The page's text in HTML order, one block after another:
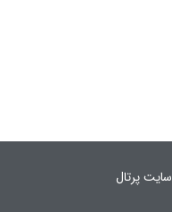
سایت پرتال